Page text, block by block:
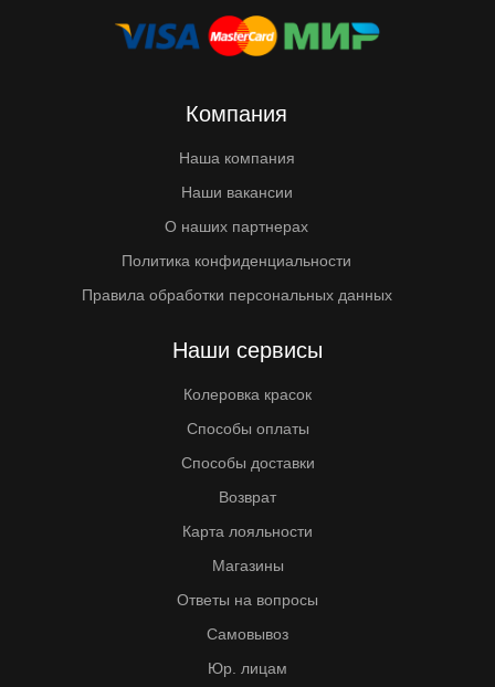
Компания
Наша компания
Наши вакансии
О наших партнерах
Политика конфиденциальности
Правила обработки персональных данных
Наши сервисы
Колеровка красок
Способы оплаты
Способы доставки
Возврат
Карта лояльности
Магазины
Ответы на вопросы
Самовывоз
Юр. лицам